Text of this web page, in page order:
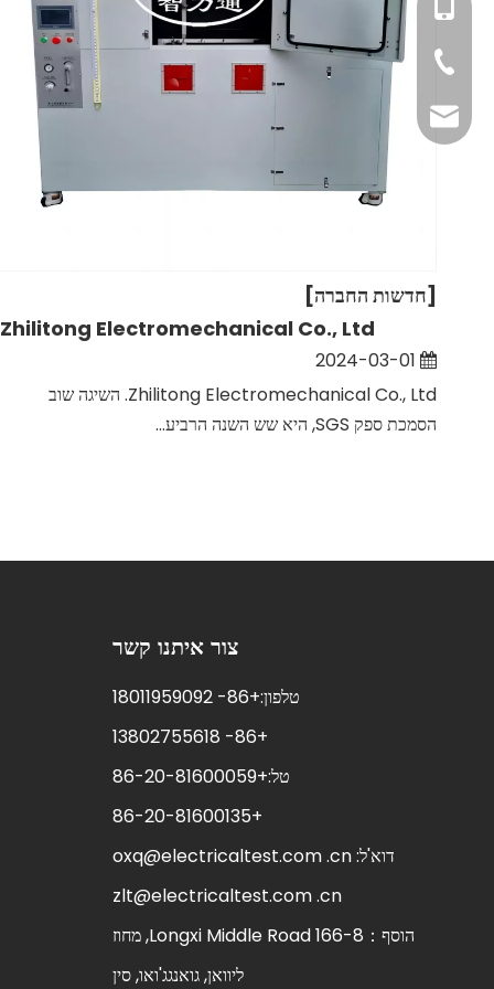
[חדשות החברה]
Zhilitong Electromechanical Co., Ltd.
Zhilitong Electromechanical Co., Ltd. השיגה שוב
הסמכת ספק SGS, היא שש השנה הרביע...
+86-
+86-
+86-20-
+86-20-
צור איתנו קשר
טלפון:+86- 18011959092
+86- 13802755618
טל:+86-20-81600059
+86-20-81600135
דוא'ל:oxq@electricaltest.com .cn
zlt@electricaltest.com .cn
הוסף：166-8 Longxi Middle Road, מחוז
ליוואן, גואנגג'ואו, סין